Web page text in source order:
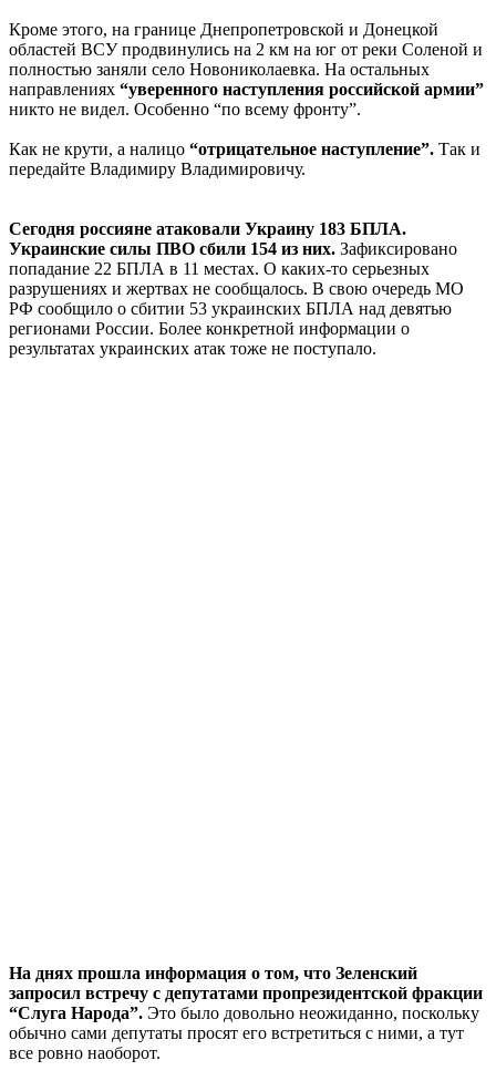
Кроме этого, на границе Днепропетровской и Донецкой
областей ВСУ продвинулись на 2 км на юг от реки Соленой и
полностью заняли село Новониколаевка. На остальных
направлениях “уверенного наступления российской армии”
никто не видел. Особенно “по всему фронту”.
Как не крути, а налицо “отрицательное наступление”. Так и
передайте Владимиру Владимировичу.
Сегодня россияне атаковали Украину 183 БПЛА.
Украинские силы ПВО сбили 154 из них. Зафиксировано
попадание 22 БПЛА в 11 местах. О каких-то серьезных
разрушениях и жертвах не сообщалось. В свою очередь МО
РФ сообщило о сбитии 53 украинских БПЛА над девятью
регионами России. Более конкретной информации о
результатах украинских атак тоже не поступало.
На днях прошла информация о том, что Зеленский
запросил встречу с депутатами пропрезидентской фракции
“Слуга Народа”. Это было довольно неожиданно, поскольку
обычно сами депутаты просят его встретиться с ними, а тут
все ровно наоборот.